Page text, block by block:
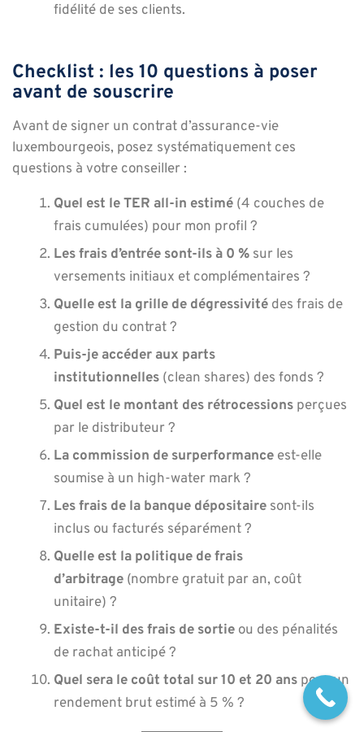
fidélité de ses clients.
Checklist : les 10 questions à poser
avant de souscrire
Avant de signer un contrat d’assurance-vie
luxembourgeois, posez systématiquement ces
questions à votre conseiller :
Quel est le TER all-in estimé (4 couches de
frais cumulées) pour mon profil ?
Les frais d’entrée sont-ils à 0 % sur les
versements initiaux et complémentaires ?
Quelle est la grille de dégressivité des frais de
gestion du contrat ?
Puis-je accéder aux parts
institutionnelles (clean shares) des fonds ?
Quel est le montant des rétrocessions perçues
par le distributeur ?
La commission de surperformance est-elle
soumise à un high-water mark ?
Les frais de la banque dépositaire sont-ils
inclus ou facturés séparément ?
Quelle est la politique de frais
d’arbitrage (nombre gratuit par an, coût
unitaire) ?
Existe-t-il des frais de sortie ou des pénalités
de rachat anticipé ?
Quel sera le coût total sur 10 et 20 ans pour un
rendement brut estimé à 5 % ?